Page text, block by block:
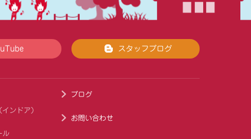
スタッフブログ
ンドア）
ル
ブログ
お問い合わせ